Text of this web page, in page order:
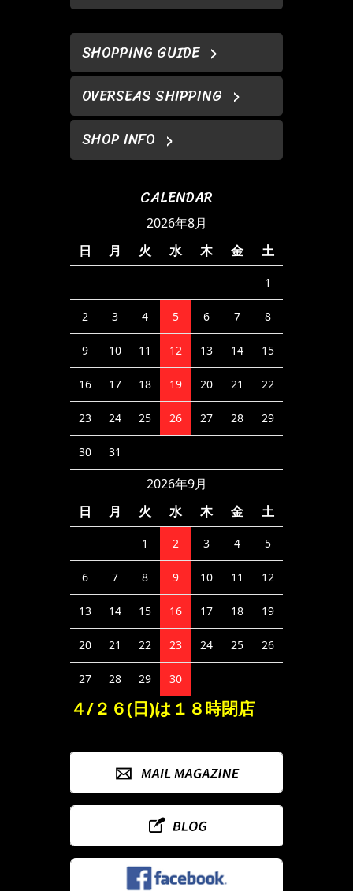
SHOPPING GUIDE
OVERSEAS SHIPPING
SHOP INFO
CALENDAR
2026年8月
日
月 火 水 木 金 土
1
2 3 4 5 6 7 8
9 10 11 12 13 14 15
16 17 18 19 20 21 22
23 24 25 26 27 28 29
30 31
2026年9月
日
月 火 水 木 金 土
1 2 3 4 5
6 7 8 9 10 11 12
13 14 15 16 17 18 19
20 21 22 23 24 25 26
27 28 29 30
４/２６(日)は１８時閉店